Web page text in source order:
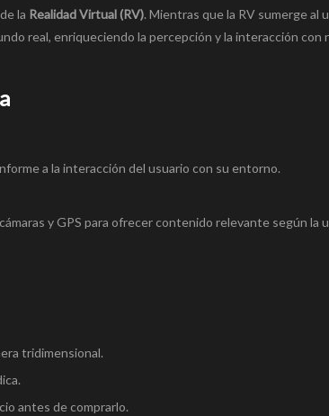
la Realidad Virtual (RV). Mientras que la RV sumerge al
real, enriqueciendo la percepción y la interacción con
a la interacción del usuario con su entorno.
y GPS para ofrecer contenido relevante según la
tridimensional.
antes de comprarlo.